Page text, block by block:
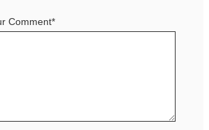
Comment*